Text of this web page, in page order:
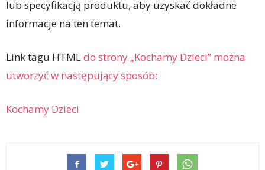
lub specyfikacją produktu, aby uzyskać dokładne
informacje na ten temat.
Link tagu HTMLdo strony „Kochamy Dzieci” można
utworzyć w następujący sposób:
Kochamy Dzieci